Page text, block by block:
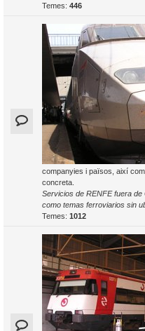
Temes: 446
companyies i països, així
concreta.
Servicios de RENFE fuera
como temas ferroviarios sin
Temes: 1012